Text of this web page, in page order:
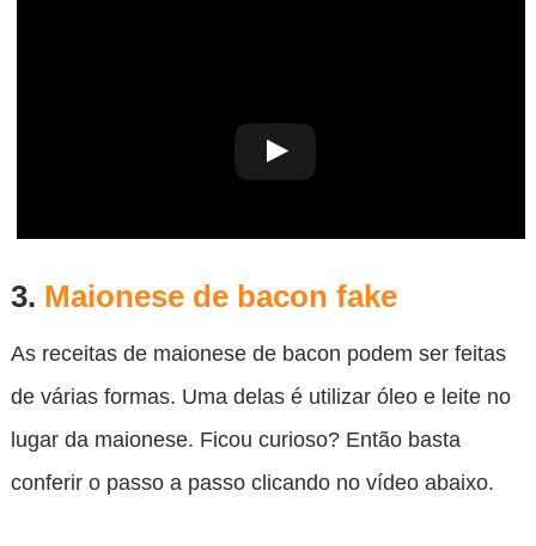
3. Maionese de bacon fake
As receitas de maionese de bacon podem ser feitas
de várias formas. Uma delas é utilizar óleo e leite no
lugar da maionese. Ficou curioso? Então basta
conferir o passo a passo clicando no vídeo abaixo.